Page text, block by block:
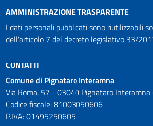
AMMINISTRAZIONE TRASPARENTE
I dati personali pubblicati sono riutilizzabili
dell'articolo 7 del decreto legislativo 33/
CONTATTI
Comune di Pignataro Interamna
Via Roma, 57 - 03040 Pignataro Interamna
Codice fiscale: 81003050606
P.IVA: 01495250605